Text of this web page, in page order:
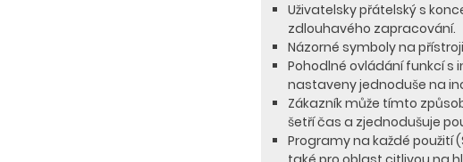
Uživatelsky přátelský s
zdlouhavého zapracování.
Názorné symboly na
Pohodlné ovládání funkcí s
nastaveny jednoduše na
Zákazník může tímto
šetří čas a zjednodušuje
Programy na každé použití